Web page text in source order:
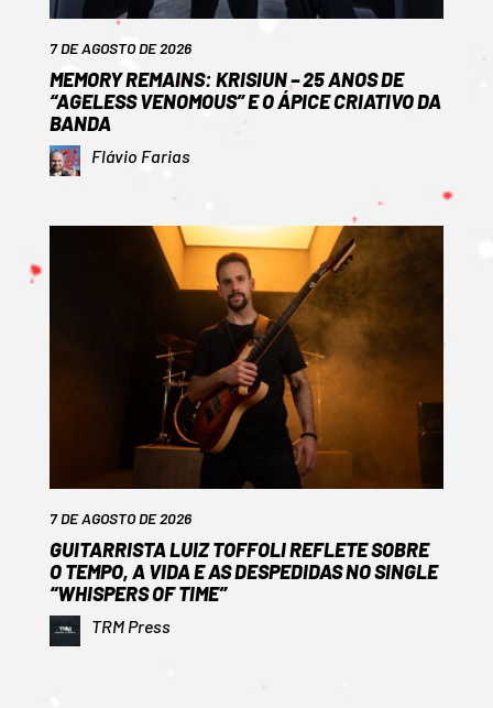
7 DE AGOSTO DE 2026
MEMORY REMAINS: KRISIUN – 25 ANOS DE
“AGELESS VENOMOUS” E O ÁPICE CRIATIVO DA
BANDA
Flávio Farias
7 DE AGOSTO DE 2026
GUITARRISTA LUIZ TOFFOLI REFLETE SOBRE
O TEMPO, A VIDA E AS DESPEDIDAS NO SINGLE
“WHISPERS OF TIME”
TRM Press